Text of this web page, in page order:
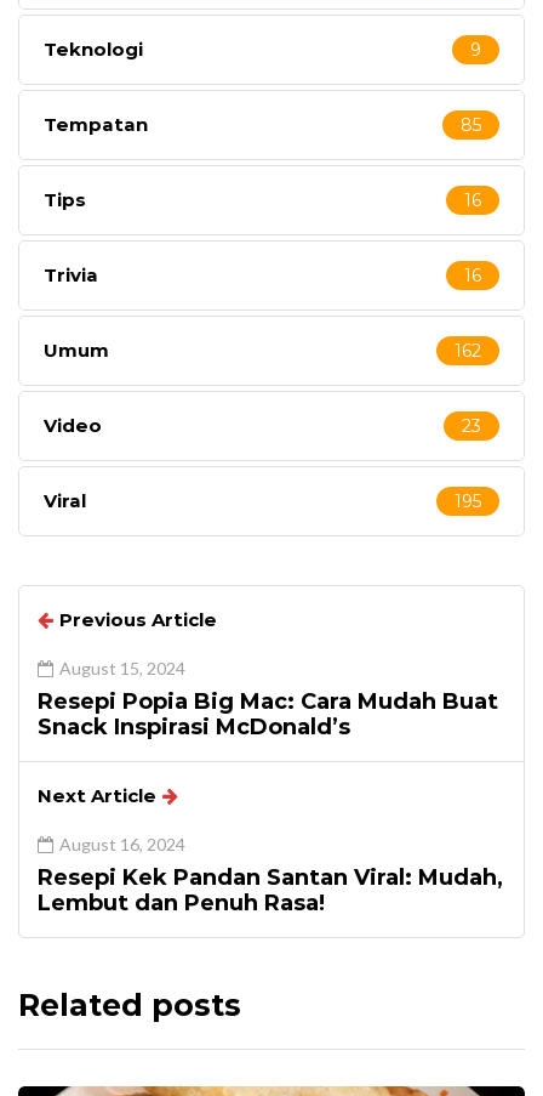
Teknologi 9
Tempatan 85
Tips 16
Trivia 16
Umum 162
Video 23
Viral 195
Previous Article
August 15, 2024
Resepi Popia Big Mac: Cara Mudah Buat
Snack Inspirasi McDonald’s
Next Article
August 16, 2024
Resepi Kek Pandan Santan Viral: Mudah,
Lembut dan Penuh Rasa!
Related posts